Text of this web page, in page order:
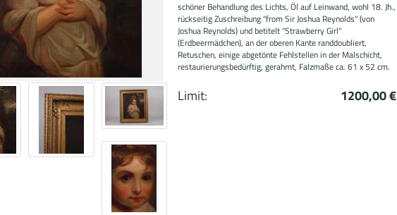
schöner Behandlung des Lichts, Öl auf Leinwand, wohl 18. Jh.,
rückseitig Zuschreibung "from Sir Joshua Reynolds" (von
Joshua Reynolds) und betitelt "Strawberry Girl"
(Erdbeermädchen), an der oberen Kante randdoubliert,
Retuschen, einige abgetönte Fehlstellen in der Malschicht,
restaurierungsbedürftig, gerahmt, Falzmaße ca. 61 x 52 cm.
Limit: 1200,00 €